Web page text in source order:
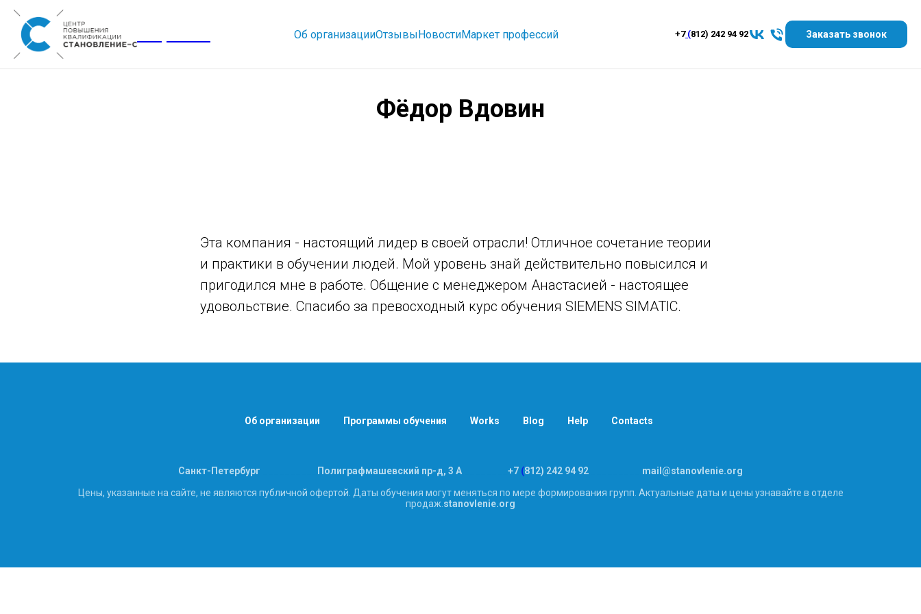
Об организацииОтзывыНовостиМаркет профессий +7(812) 242 94 92 Заказать звонок
Фёдор Вдовин
Эта компания - настоящий лидер в своей отрасли! Отличное сочетание теории
и практики в обучении людей. Мой уровень знай действительно повысился и
пригодился мне в работе. Общение с менеджером Анастасией - настоящее
удовольствие. Спасибо за превосходный курс обучения SIEMENS SIMATIC.
Об организации Программы обучения Works Blog Help Contacts
Санкт-Петербург Полиграфмашевский пр-д, 3 А +7 (812) 242 94 92 mai l@stanovlenie.org
Цены, указанные на сайте, не являются публичной офертой. Даты обучения могут меняться по мере формирования групп. Актуальные даты и цены узнавайте в отделе
продаж. stanovlenie.org